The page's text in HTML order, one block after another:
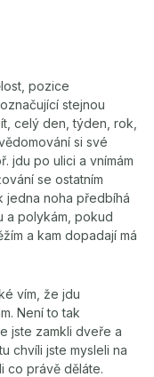
pozice
stejnou
celý den, týden, rok,
si své
jdu po ulici a vnímám
se ostatním
jedna noha předbíhá
a polykám, pokud
a kam dopadají má
vím, že jdu
Není to tak
jste zamkli dveře a
chvíli jste mysleli na
co právě děláte.